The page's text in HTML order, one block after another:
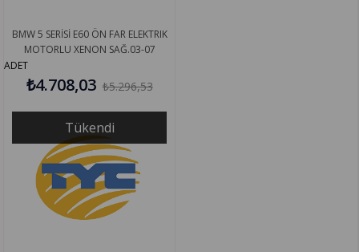
Tükendi
BMW 5 SERİSİ E60 ÖN FAR ELEKTRIK
MOTORLU XENON SAĞ.03-07
ADET
₺4.708,03 ₺5.296,53